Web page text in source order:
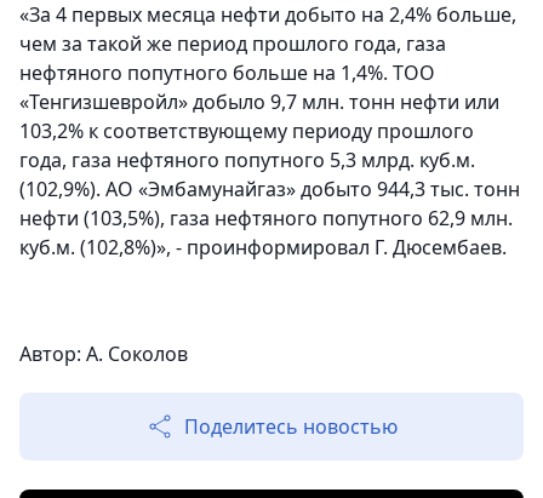
«За 4 первых месяца нефти добыто на 2,4% больше,
чем за такой же период прошлого года, газа
нефтяного попутного больше на 1,4%. ТОО
«Тенгизшевройл» добыло 9,7 млн. тонн нефти или
103,2% к соответствующему периоду прошлого
года, газа нефтяного попутного 5,3 млрд. куб.м.
(102,9%). АО «Эмбамунайгаз» добыто 944,3 тыс. тонн
нефти (103,5%), газа нефтяного попутного 62,9 млн.
куб.м. (102,8%)», - проинформировал Г. Дюсембаев.
Автор: А. Соколов
Поделитесь новостью